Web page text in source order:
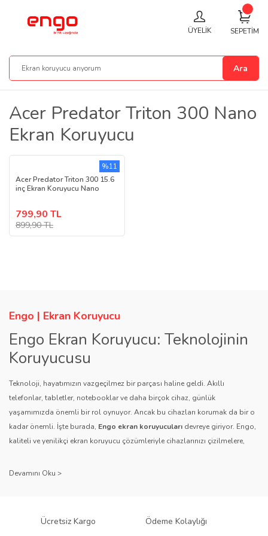
Ara
ÜYELİK SEPETİM
Acer Predator Triton 300 Nano
Ekran Koruyucu
Acer Predator Triton 300 15.6
inç Ekran Koruyucu Nano
799,90 TL
899,90 TL
%11
Engo | Ekran Koruyucu
Engo Ekran Koruyucu: Teknolojinin
Koruyucusu
Teknoloji, hayatımızın vazgeçilmez bir parçası haline geldi. Akıllı
telefonlar, tabletler, notebooklar ve daha birçok cihaz, günlük
yaşamımızda önemli bir rol oynuyor. Ancak bu cihazları korumak da bir o
kadar önemli. İşte burada, Engo ekran koruyucuları devreye giriyor. Engo,
kaliteli ve yenilikçi ekran koruyucu çözümleriyle cihazlarınızı çizilmelere,
sağlıyor.
Engo ekran koruyucuları
, uzun yıllara dayanan tecrübesi ve teknolojiye
Ücretsiz Kargo Ödeme Kolaylığı